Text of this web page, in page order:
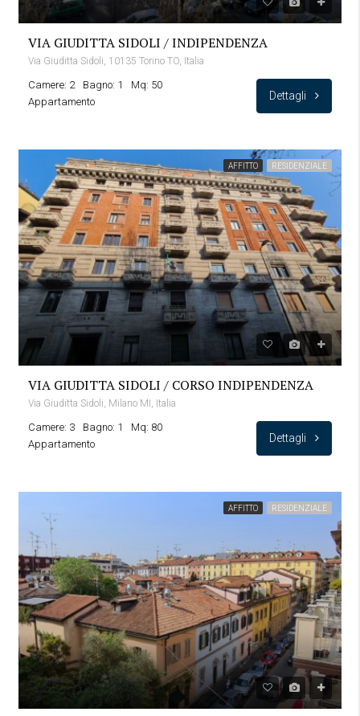
VIA GIUDITTA SIDOLI / INDIPENDENZA
Via Giuditta Sidoli, 10135 Torino TO, Italia
Camere: 2 Bagno: 1
Mq: 50
Appartamento
Dettagli
AFFITTO RESIDENZIALE
VIA GIUDITTA SIDOLI / CORSO INDIPENDENZA
Via Giuditta Sidoli, Milano MI, Italia
Camere: 3 Bagno: 1
Mq: 80
Appartamento
Dettagli
AFFITTO RESIDENZIALE